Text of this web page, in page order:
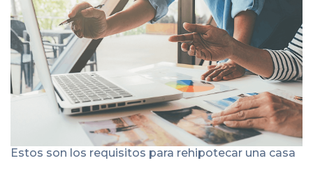
Estos son los requisitos para rehipotecar una casa